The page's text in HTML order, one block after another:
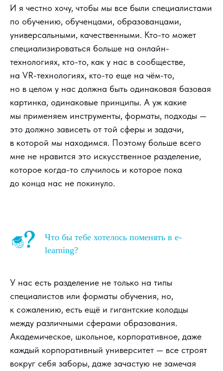
И я честно хочу, чтобы мы все были специалистами
по обучению, обученцами, образованцами,
универсальными, качественными. Кто-то может
специализироваться больше на онлайн-
технологиях, кто-то, как у нас в сообществе,
на VR-технологиях, кто-то еще на чём-то,
но в целом у нас должна быть одинаковая базовая
картинка, одинаковые принципы. А уж какие
мы применяем инструменты, форматы, подходы —
это должно зависеть от той сферы и задачи,
в которой мы находимся. Поэтому больше всего
мне не нравится это искусственное разделение,
которое когда-то случилось и которое пока
до конца нас не покинуло.
Что бы тебе хотелось поменять в e-
learning?
У нас есть разделение не только на типы
специалистов или форматы обучения, но,
к сожалению, есть ещё и гигантские колодцы
между различными сферами образования.
Академическое, школьное, корпоративное, даже
каждый корпоративный университет — все строят
вокруг себя заборы, даже зачастую не замечая